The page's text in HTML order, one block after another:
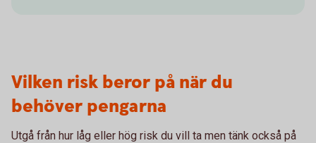
Vilken risk beror på när du
behöver pengarna
Utgå från hur låg eller hög risk du vill ta men tänk också på